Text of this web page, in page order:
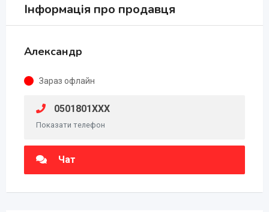
Інформація про продавця
Александр
Зараз офлайн
0501801XXX
Показати телефон
Чат